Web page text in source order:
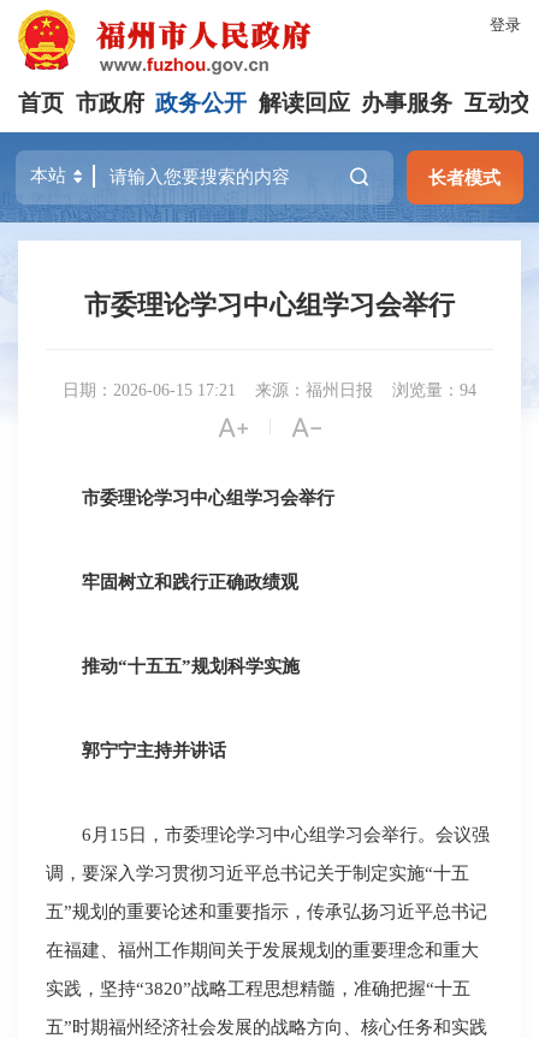
登录
首页 市政府 政务公开 解读回应 办事服务 互动交
长者模式
市委理论学习中心组学习会举行
日期：2026-06-15 17:21 来源：福州日报 浏览量：94
 | 
市委理论学习中心组学习会举行
牢固树立和践行正确政绩观
推动“十五五”规划科学实施
郭宁宁主持并讲话
6月15日，市委理论学习中心组学习会举行。会议强
调，要深入学习贯彻习近平总书记关于制定实施“十五
五”规划的重要论述和重要指示，传承弘扬习近平总书记
在福建、福州工作期间关于发展规划的重要理念和重大
实践，坚持“3820”战略工程思想精髓，准确把握“十五
五”时期福州经济社会发展的战略方向、核心任务和实践